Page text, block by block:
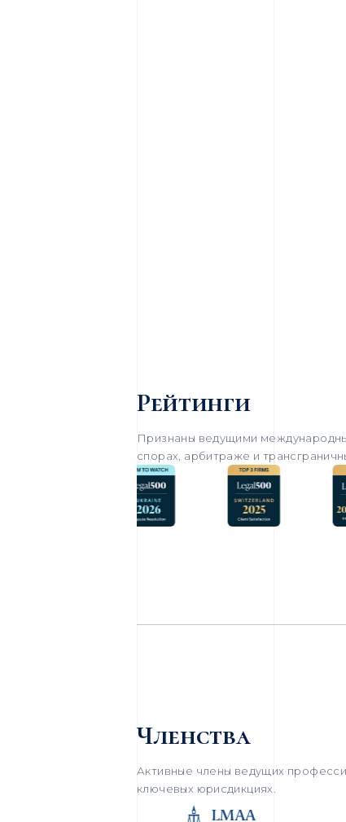
Рейтинги
Признаны ведущими
спорах, арбитраже и
Членства
Активные члены ведущих
ключевых юрисдикциях.